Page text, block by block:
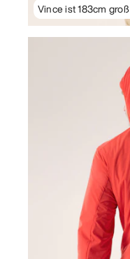
Vince ist 183cm